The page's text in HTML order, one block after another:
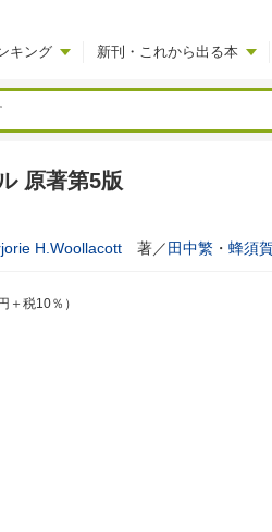
キング 新刊・これから出る本
原著第5版
H.Woollacott 著／ 田中繁 ・ 蜂須
＋税10％）